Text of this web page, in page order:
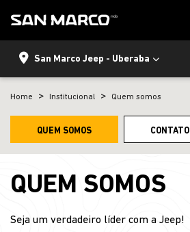
San Marco Jeep - Uberaba
Home Institucional Quem somos
QUEM SOMOS CONTATO
QUEM SOMOS
Seja um verdadeiro líder com a Jeep!